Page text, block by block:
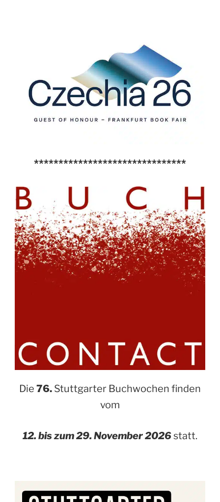
*******************************
Die 76. Stuttgarter Buchwochen finden
vom
12. bis zum 29. November 2026statt.